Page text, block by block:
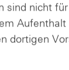
Lennar Corp.
sind nicht
dortigen